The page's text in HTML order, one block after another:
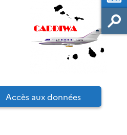
Accès aux données